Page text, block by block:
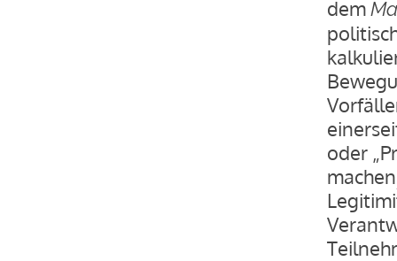
dem
oder
machen